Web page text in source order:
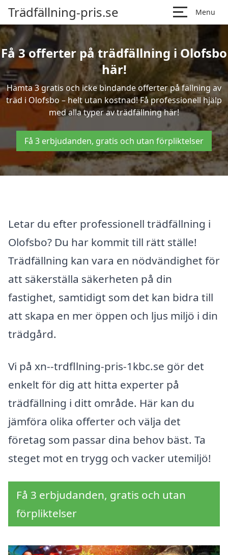
Trädfällning-pris.se Menu
Få 3 offerter på trädfällning i Olofsbo
här!
Hämta 3 gratis och icke bindande offerter på fällning av
träd i Olofsbo – helt utan kostnad! Få professionell hjälp
med alla typer av trädfällning här!
Få 3 erbjudanden, gratis och utan förpliktelser
Letar du efter professionell trädfällning i
Olofsbo? Du har kommit till rätt ställe!
Trädfällning kan vara en nödvändighet för
att säkerställa säkerheten på din
fastighet, samtidigt som det kan bidra till
att skapa en mer öppen och ljus miljö i din
trädgård.
Vi på xn--trdfllning-pris-1kbc.se gör det
enkelt för dig att hitta experter på
trädfällning i ditt område. Här kan du
jämföra olika offerter och välja det
företag som passar dina behov bäst. Ta
steget mot en trygg och vacker utemiljö!
Få 3 erbjudanden, gratis och utan
förpliktelser